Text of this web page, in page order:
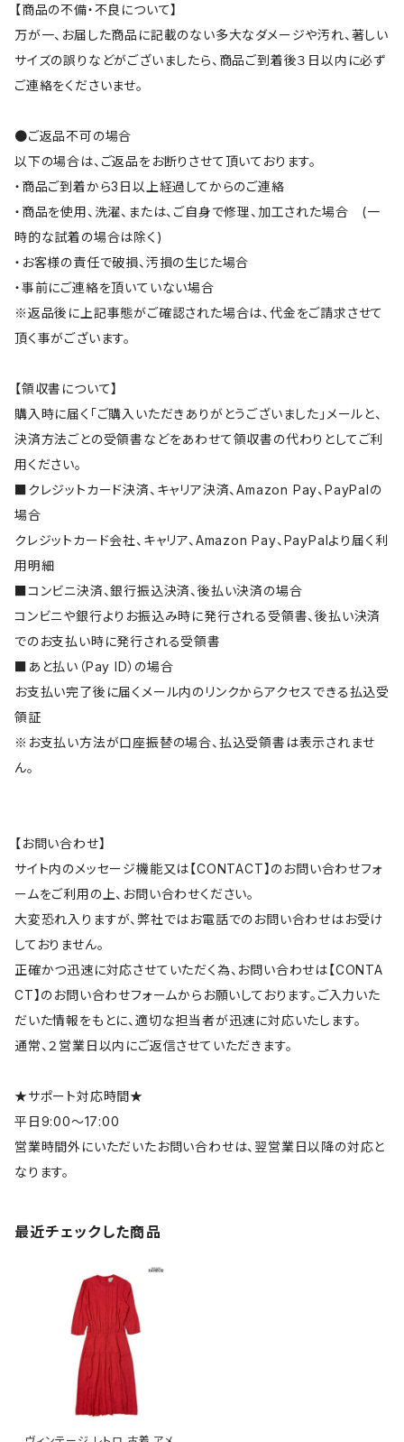
【商品の不備・不良について】
万が一、お届した商品に記載のない多大なダメージや汚れ、著しい
サイズの誤りなどがございましたら、商品ご到着後３日以内に必ず
ご連絡をくださいませ。
●ご返品不可の場合
以下の場合は、ご返品をお断りさせて頂いております。
・商品ご到着から3日以上経過してからのご連絡
・商品を使用、洗濯、または、ご自身で修理、加工された場合 (一
時的な試着の場合は除く)
・お客様の責任で破損、汚損の生じた場合
・事前にご連絡を頂いていない場合
※返品後に上記事態がご確認された場合は、代金をご請求させて
頂く事がございます。
【領収書について】
購入時に届く「ご購入いただきありがとうございました」メールと、
決済方法ごとの受領書などをあわせて領収書の代わりとしてご利
用ください。
■クレジットカード決済、キャリア決済、Amazon Pay、PayPalの
場合
クレジットカード会社、キャリア、Amazon Pay、PayPalより届く利
用明細
■コンビニ決済、銀行振込決済、後払い決済の場合
コンビニや銀行よりお振込み時に発行される受領書、後払い決済
でのお支払い時に発行される受領書
■あと払い（Pay ID）の場合
お支払い完了後に届くメール内のリンクからアクセスできる払込受
領証
※お支払い方法が口座振替の場合、払込受領書は表示されませ
ん。
【お問い合わせ】
サイト内のメッセージ機能又は【CONTACT】のお問い合わせフォ
ームをご利用の上、お問い合わせください。
大変恐れ入りますが、弊社ではお電話でのお問い合わせはお受け
しておりません。
正確かつ迅速に対応させていただく為、お問い合わせは【CONTA
CT】のお問い合わせフォームからお願いしております。ご入力いた
だいた情報をもとに、適切な担当者が迅速に対応いたします。
通常、２営業日以内にご返信させていただきます。
★サポート対応時間★
平日9:00～17:00
営業時間外にいただいたお問い合わせは、翌営業日以降の対応と
なります。
最近チェックした商品